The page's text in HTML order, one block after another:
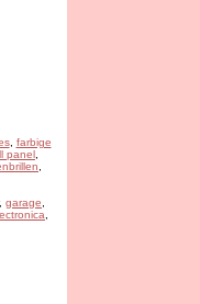
, farbige
panel
, garage